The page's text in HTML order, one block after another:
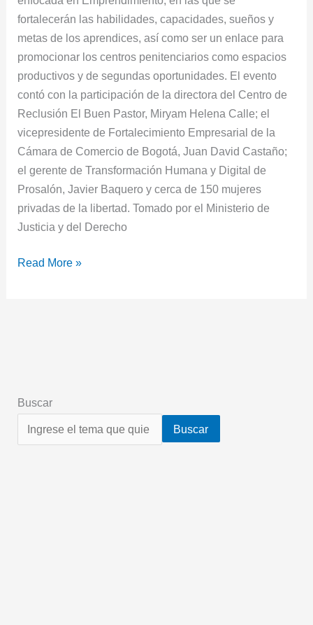
fortalecerán las habilidades, capacidades, sueños y
metas de los aprendices, así como ser un enlace para
promocionar los centros penitenciarios como espacios
productivos y de segundas oportunidades. El evento
contó con la participación de la directora del Centro de
Reclusión El Buen Pastor, Miryam Helena Calle; el
vicepresidente de Fortalecimiento Empresarial de la
Cámara de Comercio de Bogotá, Juan David Castaño;
el gerente de Transformación Humana y Digital de
Prosalón, Javier Baquero y cerca de 150 mujeres
privadas de la libertad. Tomado por el Ministerio de
Justicia y del Derecho
Read More »
Buscar
Buscar